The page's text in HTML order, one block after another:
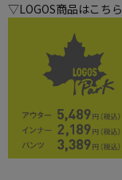
▽LOGOS商品はこちら